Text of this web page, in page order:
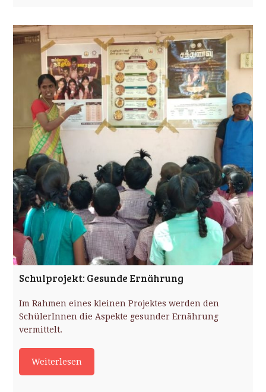
Schulprojekt: Gesunde Ernährung
Im Rahmen eines kleinen Projektes werden den
SchülerInnen die Aspekte gesunder Ernährung
vermittelt.
Weiterlesen